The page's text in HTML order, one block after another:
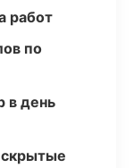
работ
по
в день
скрытые